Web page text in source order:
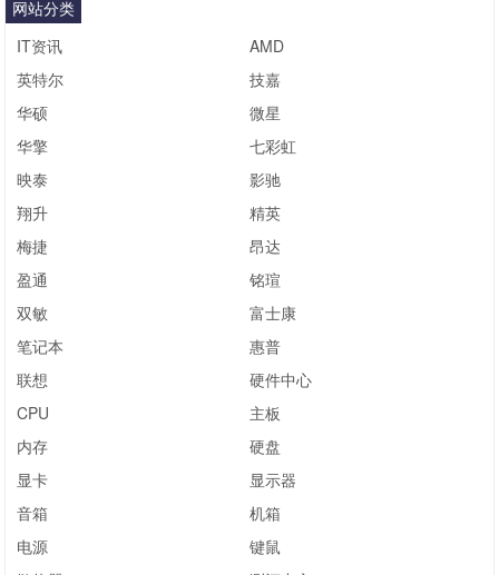
网站分类
IT资讯
AMD
英特尔
技嘉
华硕
微星
华擎
七彩虹
映泰
影驰
翔升
精英
梅捷
昂达
盈通
铭瑄
双敏
富士康
笔记本
惠普
联想
硬件中心
CPU
主板
内存
硬盘
显卡
显示器
音箱
机箱
电源
键鼠